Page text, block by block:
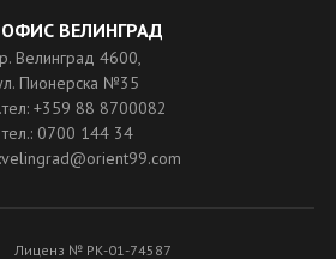
ОФИС ВЕЛИНГРАД
Велинград 4600,
Пионерска №35
+359 88 8700082
тел.: 0700 144 34
Лиценз № РК-01-74587